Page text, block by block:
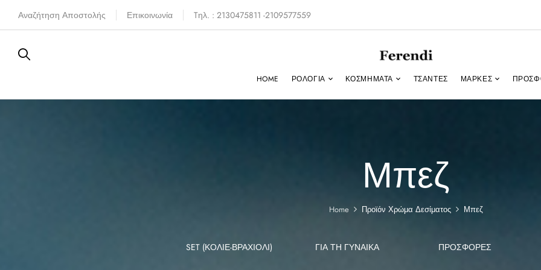
Αναζήτηση Αποστολής Επικοινωνία Tηλ. : 2130475811 -2109577559
HOME ΡΟΛΌΓΙΑ ΚΟΣΜΉΜΑΤΑ ΤΣΑΝΤΕΣ ΜΑΡΚΕΣ
Μπεζ
Home Προϊόν Χρώμα Δεσίματος Μπεζ
SET (ΚΟΛΙΈ-ΒΡΑΧΙΌΛΙ) ΓΙΑ ΤΗ ΓΥΝΑΊΚΑ ΠΡΟΣΦΟΡΕΣ